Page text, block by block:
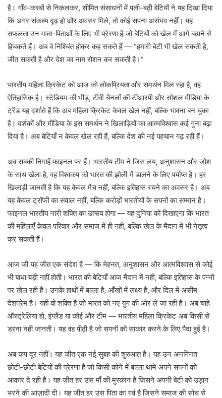
है। गाँव-कस्बों से निकलकर, सीमित संसाधनों में पली-बढ़ी बेटियों ने यह दिखा दिया
कि अगर संकल्प दृढ़ हो और अवसर मिले, तो कोई सपना असंभव नहीं। यह
सफलता उन माता-पिताओं के लिए भी प्रेरणा है जो बेटियों को खेल में आगे बढ़ाने से
हिचकते हैं। अब वे निश्चिंत होकर कह सकते हैं — “हमारी बेटी भी खेल सकती है,
जीत सकती है और देश का नाम रोशन कर सकती है।”
भारतीय महिला क्रिकेट को आज जो लोकप्रियता और समर्थन मिल रहा है, वह
ऐतिहासिक है। स्टेडियम की भीड़, टीवी चैनलों की टीआरपी और सोशल मीडिया के
ट्रेंड यह दर्शाते हैं कि अब महिला क्रिकेट केवल खेल नहीं, बल्कि भावना बन चुका
है। दर्शकों और मीडिया के इस समर्थन ने खिलाड़ियों का आत्मविश्वास कई गुना बढ़ा
दिया है। अब बेटियाँ न केवल खेल रही हैं, बल्कि देश की नई पहचान गढ़ रही हैं।
अब सबकी निगाहें फाइनल पर हैं। भारतीय टीम ने जिस लय, अनुशासन और जोश
के साथ खेला है, वह विश्वकप को भारत की झोली में डालने के लिए पर्याप्त है। हर
खिलाड़ी जानती है कि यह केवल मैच नहीं, बल्कि इतिहास रचने का अवसर है। अब
यह केवल ट्रॉफी का सवाल नहीं, बल्कि करोड़ों भारतीयों के सपनों का सम्मान है।
फाइनल भारतीय नारी शक्ति का उत्सव होगा — यह दुनिया को दिखाएगा कि भारत
की महिलाएँ केवल परिवार और समाज में ही नहीं, बल्कि खेल के मैदान में भी नेतृत्व
कर सकती हैं।
आज की यह जीत एक संदेश है — कि मेहनत, अनुशासन और आत्मविश्वास से कोई
भी बाधा बड़ी नहीं होती। भारत की बेटियाँ आज मैदान में नहीं, बल्कि इतिहास के पन्नों
पर खेल रही हैं। उनके हाथों में बल्ला है, आँखों में लक्ष्य है, और दिल में असीम
देशप्रेम है। यही वो शक्ति है जो भारत को नए युग की ओर ले जा रही है। अब चाहे
ऑस्ट्रेलिया हो, इंग्लैंड या कोई और टीम — भारतीय महिला क्रिकेट अब किसी से
डरना नहीं जानती। यह वह पीढ़ी है जो सपनों को साकार करने के लिए पैदा हुई है।
अब कप दूर नहीं। यह जीत एक नई सुबह की शुरुआत है। यह उन अनगिनत
छोटी-छोटी बेटियों की प्रेरणा है जो किसी कोने में बल्ला थामे अपने सपनों को
आकार दे रही हैं। यह जीत हर उस माँ की मुस्कान है जिसने अपनी बेटी को उड़ान
भरने की आज़ादी दी। यह जीत हर उस पिता का गर्व है जिसने समाज की सोच से